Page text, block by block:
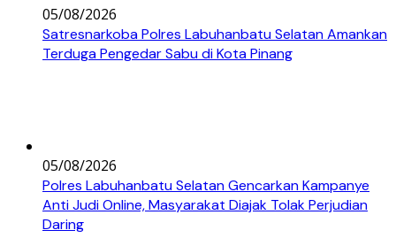
05/08/2026
Satresnarkoba Polres Labuhanbatu Selatan Amankan
Terduga Pengedar Sabu di Kota Pinang
05/08/2026
Polres Labuhanbatu Selatan Gencarkan Kampanye
Anti Judi Online, Masyarakat Diajak Tolak Perjudian
Daring